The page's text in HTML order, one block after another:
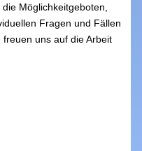
die Möglichkeitgeboten,
Fragen und Fällen
uns auf die Arbeit